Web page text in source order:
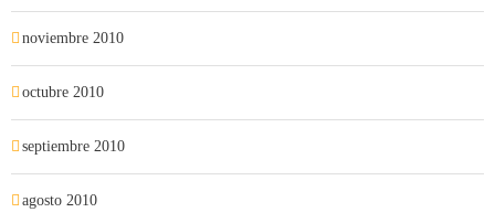
noviembre 2010
octubre 2010
septiembre 2010
agosto 2010